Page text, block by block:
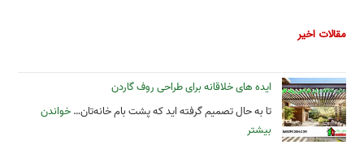
مقالات اخیر
ایده های خلاقانه برای طراحی روف گاردن
تا به حال تصمیم گرفته‌ اید که پشت‌ بام خانه‌تان…خواندن
بیشتر